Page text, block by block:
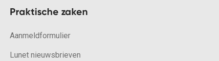
Praktische zaken
Aanmeldformulier
Lunet nieuwsbrieven